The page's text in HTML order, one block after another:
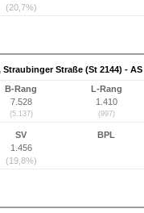
(20,7%)
Straße (St 2144) -
B-Rang
7.528
(5.137)
L-Rang
1.410
(997)
SV
1.456
(19,8%)
BPL